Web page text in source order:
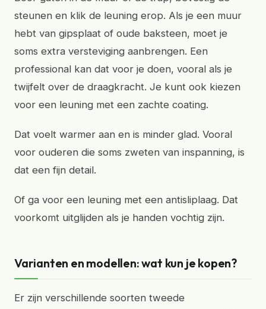
steunen en klik de leuning erop. Als je een muur
hebt van gipsplaat of oude baksteen, moet je
soms extra versteviging aanbrengen. Een
professional kan dat voor je doen, vooral als je
twijfelt over de draagkracht. Je kunt ook kiezen
voor een leuning met een zachte coating.
Dat voelt warmer aan en is minder glad. Vooral
voor ouderen die soms zweten van inspanning, is
dat een fijn detail.
Of ga voor een leuning met een antisliplaag. Dat
voorkomt uitglijden als je handen vochtig zijn.
Varianten en modellen: wat kun je kopen?
Er zijn verschillende soorten tweede